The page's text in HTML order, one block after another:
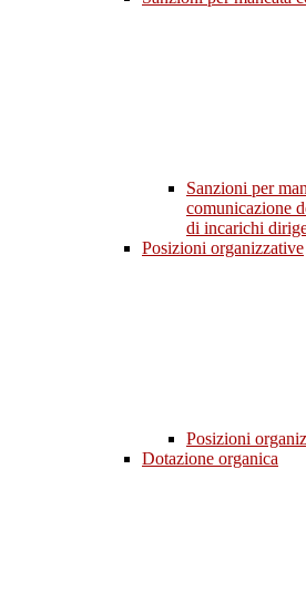
Sanzioni per
comunicazione
di incarichi
Posizioni organizzative
Posizioni
Dotazione organica